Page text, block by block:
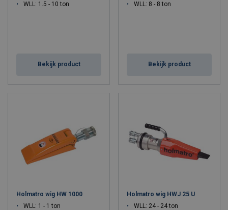
WLL: 1.5 - 10 ton
Bekijk product
WLL: 8 - 8 ton
Bekijk product
Holmatro wig HW 1000
WLL: 1 - 1 ton
Holmatro wig HWJ 25 U
WLL: 24 - 24 ton